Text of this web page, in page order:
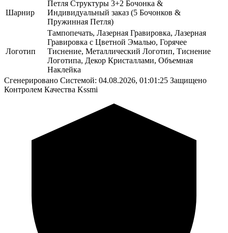
Шарнир
Петля Структуры 3+2 Бочонка &
Индивидуальный заказ (5 Бочонков &
Пружинная Петля)
Логотип
Тампопечать, Лазерная Гравировка, Лазерная
Гравировка с Цветной Эмалью, Горячее
Тиснение, Металлический Логотип, Тиснение
Логотипа, Декор Кристаллами, Объемная
Наклейка
Сгенерировано Системой: 04.08.2026, 01:01:25 Защищено
Контролем Качества Kssmi